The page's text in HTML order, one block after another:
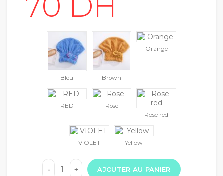
Bleu Brown
Orange
RED
Rose
Rose red
VIOLET Yellow
AJOUTER AU PANIER